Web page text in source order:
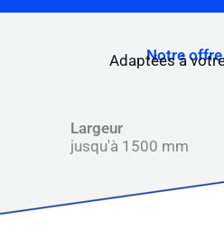
Notre
Adaptées à
Largeur
jusqu'à 1500 mm